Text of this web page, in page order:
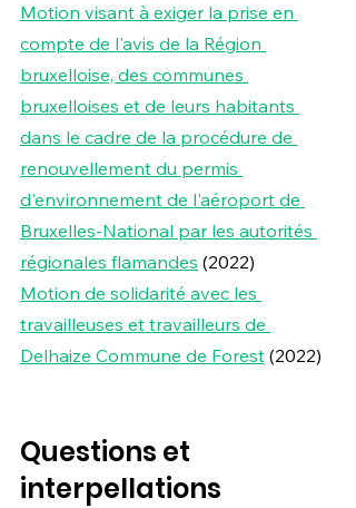
Motion visant à exiger la prise en
compte de l'avis de la Région
bruxelloise, des communes
bruxelloises et de leurs habitants
dans le cadre de la procédure de
renouvellement du permis
d'environnement de l'aéroport de
Bruxelles-National par les autorités
régionales flamandes (2022)
Motion de solidarité avec les
travailleuses et travailleurs de
Delhaize Commune de Forest (2022)
Questions et
interpellations